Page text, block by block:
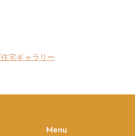
宅ギャラリー
Menu